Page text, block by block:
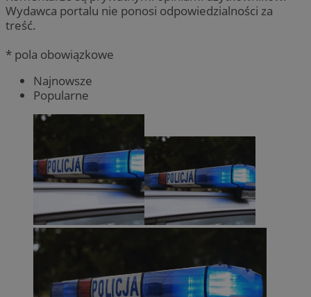
Wydawca portalu nie ponosi odpowiedzialności za
treść.
* pola obowiązkowe
Najnowsze
Popularne